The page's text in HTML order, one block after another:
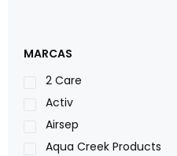
MARCAS
2 Care
Activ
Airsep
Aqua Creek Products